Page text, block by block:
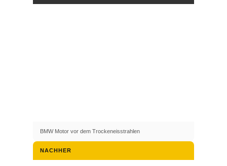
BMW Motor vor dem Trockeneisstrahlen
NACHHER